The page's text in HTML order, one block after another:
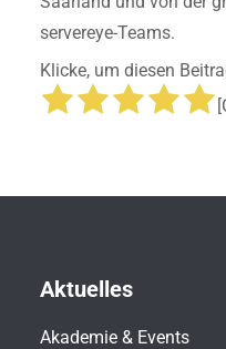
servereye-Teams.
Klicke, um diesen
Aktuelles
Akademie & Events